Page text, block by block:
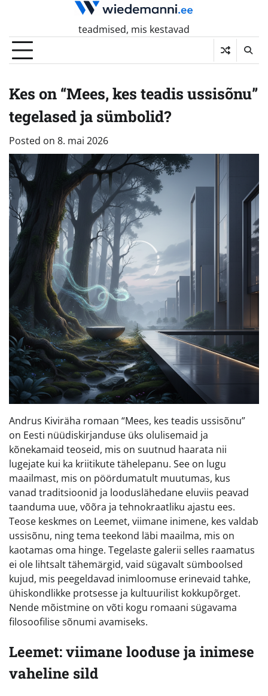
content
teadmised, mis kestavad
Kes on “Mees, kes teadis ussisõnu”
tegelased ja sümbolid?
Posted on 8. mai 2026
Andrus Kiviräha romaan “Mees, kes teadis ussisõnu”
on Eesti nüüdiskirjanduse üks olulisemaid ja
kõnekamaid teoseid, mis on suutnud haarata nii
lugejate kui ka kriitikute tähelepanu. See on lugu
maailmast, mis on pöördumatult muutumas, kus
vanad traditsioonid ja looduslähedane eluviis peavad
taanduma uue, võõra ja tehnokraatliku ajastu ees.
Teose keskmes on Leemet, viimane inimene, kes valdab
ussisõnu, ning tema teekond läbi maailma, mis on
kaotamas oma hinge. Tegelaste galerii selles raamatus
ei ole lihtsalt tähemärgid, vaid sügavalt sümboolsed
kujud, mis peegeldavad inimloomuse erinevaid tahke,
ühiskondlikke protsesse ja kultuurilist kokkupõrget.
Nende mõistmine on võti kogu romaani sügavama
filosoofilise sõnumi avamiseks.
Leemet: viimane looduse ja inimese
vaheline sild